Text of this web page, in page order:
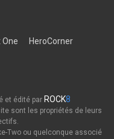
One HeroCorner
et édité par ROCK8
sont les propriétés de leurs
Two ou quelconque associé